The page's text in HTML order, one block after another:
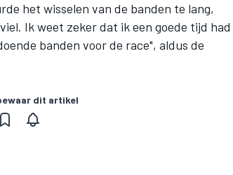
het wisselen van de banden te lang,
Ik weet zeker dat ik een goede tijd had
banden voor de race", aldus de
dit artikel